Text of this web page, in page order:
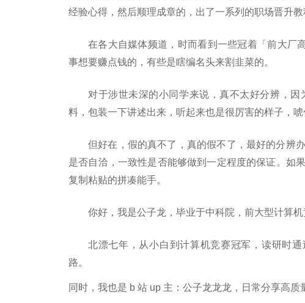
经验心得，然后顺理成章的，出了一系列的职场晋升教
在各大自媒体频道，时而看到一些冠着「前大厂
事想要赚点钱的，有些是瞎编名头来割韭菜的。
对于涉世未深的小同学来说，真不太好分辨，
料，包装一下讲述出来，听起来也是很厉害的样子，唬
但好在，假的真不了，真的假不了，最好的分辨
是否自洽，一致性是否能够做到一定程度的保证。如
复制粘贴的拼凑能手。
你好，我是公子龙，毕业于中科院，前大型计算
北漂七年，从小白到计算机竞赛冠军，读研时
路。
同时，我也是 b 站 up 主：公子龙龙龙，日常分享高质